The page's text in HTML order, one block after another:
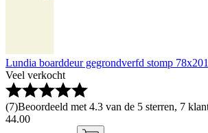
Lundia boarddeur gegrondverfd stomp
Veel verkocht
(7)Beoordeeld met 4.3 van de 5 sterren, 7
44.00